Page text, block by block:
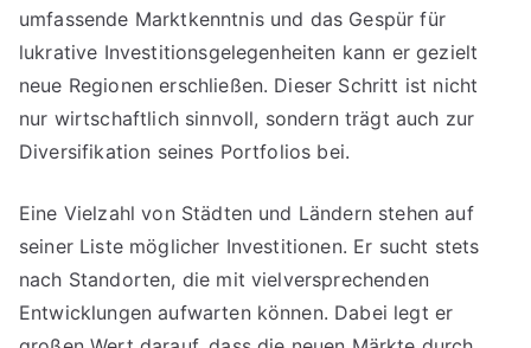
umfassende Marktkenntnis und das Gespür für
lukrative Investitionsgelegenheiten kann er gezielt
neue Regionen erschließen. Dieser Schritt ist nicht
nur wirtschaftlich sinnvoll, sondern trägt auch zur
Diversifikation seines Portfolios bei.
Eine Vielzahl von Städten und Ländern stehen auf
seiner Liste möglicher Investitionen. Er sucht stets
nach Standorten, die mit vielversprechenden
Entwicklungen aufwarten können. Dabei legt er